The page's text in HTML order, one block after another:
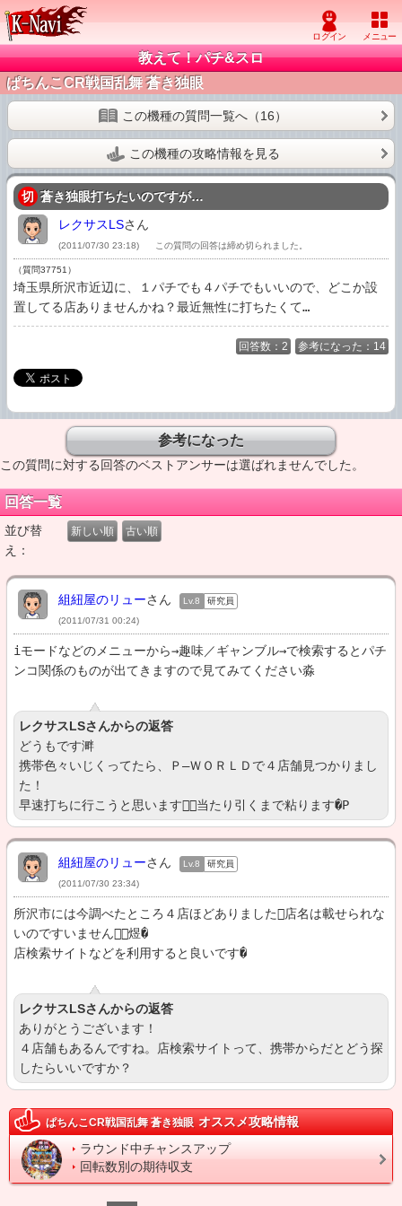
教えて！パチ&スロ
ぱちんこCR戦国乱舞 蒼き独眼
この機種の質問一覧へ（16）
この機種の攻略情報を見る
切 蒼き独眼打ちたいのですが…
レクサスLSさん
(2011/07/30 23:18) この質問の回答は締め切られました。
（質問37751）
埼玉県所沢市近辺に、１パチでも４パチでもいいので、どこか設
置してる店ありませんかね？最近無性に打ちたくて…
回答数：2 参考になった：14
この質問に対する回答のベストアンサーは選ばれませんでした。
回答一覧
並び替
え：
新しい順 古い順
組紐屋のリューさん Lv.8
研究員
(2011/07/31 00:24)
iモードなどのメニューから→趣味／ギャンブル→で検索するとパチ
ンコ関係のものが出てきますので見てみてください淼
レクサスLSさんからの返答
どうもです溿
携帯色々いじくってたら、Ｐ―ＷＯＲＬＤで４店舗見つかりまし
た！
早速打ちに行こうと思います当たり引くまで粘ります�P
組紐屋のリューさん Lv.8
研究員
(2011/07/30 23:34)
所沢市には今調べたところ４店ほどありました店名は載せられな
いのですいません煜�
店検索サイトなどを利用すると良いです�
レクサスLSさんからの返答
ありがとうございます！
４店舗もあるんですね。店検索サイトって、携帯からだとどう探
したらいいですか？
ぱちんこCR戦国乱舞 蒼き独眼 オススメ攻略情報
ラウンド中チャンスアップ
回転数別の期待収支